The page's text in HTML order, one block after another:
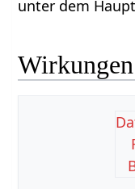
unter dem